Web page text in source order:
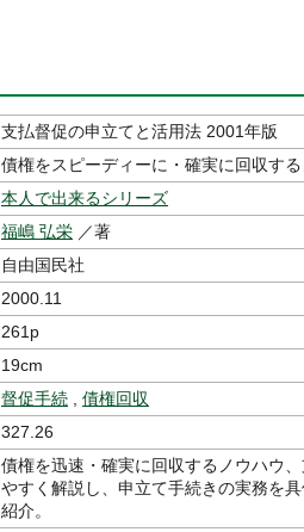
支払督促の申立てと活用法 2001年版
債権をスピーディーに・確実に回収す
本人で出来るシリーズ
福嶋 弘栄 ／著
自由国民社
2000.11
261p
19cm
督促手続
債権回収
327.26
債権を迅速・確実に回収するノウハウ
やすく解説し、申立て手続きの実務を
紹介。